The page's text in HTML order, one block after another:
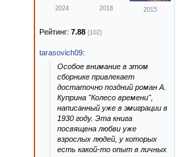
2024 2018 2015
Рейтинг: 7.88 (102)
tarasovich09:
Особое внимание в этом
сборнике привлекает
достаточно поздний роман А.
Куприна "Колесо времени",
написанный уже в эмиграции в
1930 году. Эта книга
посвящена любви уже
взрослых людей, у которых
есть какой-то опыт в личных